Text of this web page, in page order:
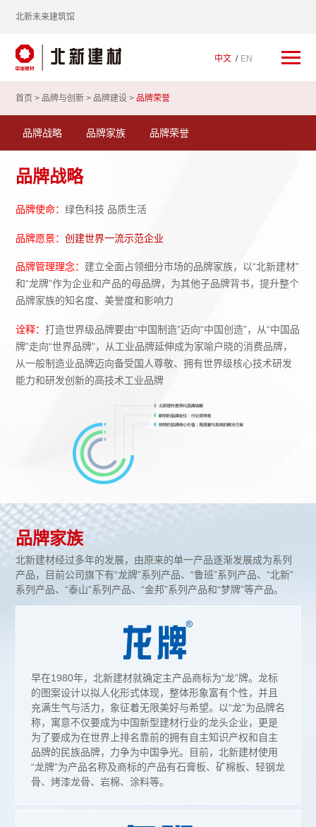
北新未来建筑馆
中文 EN
首页 > 品牌与创新 > 品牌建设 > 品牌荣誉
品牌战略 品牌家族 品牌荣誉
品牌战略
品牌使命：绿色科技 品质生活
品牌愿景：创建世界一流示范企业
品牌管理理念： 建立全面占领细分市场的品牌家族，以“北新建材”
和“龙牌”作为企业和产品的母品牌，为其他子品牌背书，提升整个
品牌家族的知名度、美誉度和影响力
诠释：打造世界级品牌要由“中国制造”迈向“中国创造”，从“中国品
牌”走向“世界品牌”，从工业品牌延伸成为家喻户晓的消费品牌，
从一般制造业品牌迈向备受国人尊敬、拥有世界级核心技术研发
能力和研发创新的高技术工业品牌
品牌家族
北新建材经过多年的发展，由原来的单一产品逐渐发展成为系列
产品，目前公司旗下有“龙牌”系列产品、“鲁班”系列产品、“北新”
系列产品、“泰山”系列产品、“金邦”系列产品和“梦牌”等产品。
早在1980年，北新建材就确定主产品商标为“龙”牌。龙标
的图案设计以拟人化形式体现，整体形象富有个性，并且
充满生气与活力，象征着无限美好与希望。以“龙”为品牌名
称，寓意不仅要成为中国新型建材行业的龙头企业，更是
为了要成为在世界上排名靠前的拥有自主知识产权和自主
品牌的民族品牌，力争为中国争光。目前，北新建材使用
“龙牌”为产品名称及商标的产品有石膏板、矿棉板、轻钢龙
骨、烤漆龙骨、岩棉、涂料等。